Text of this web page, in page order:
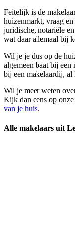
Feitelijk is de
huizenmarkt, vraag
juridische, notariële
wat daar allemaal bij
Wil je je dus op de
algemeen baat bij een
bij een makelaardij,
Wil je meer weten
Kijk dan eens op
van je huis.
Alle makelaars uit